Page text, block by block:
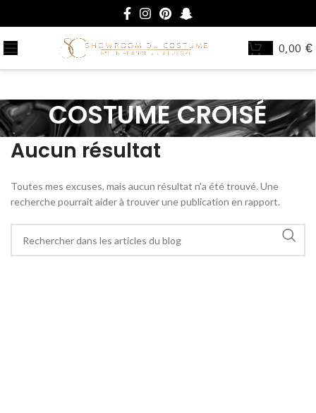
0,00 €
COSTUME CROISÉ
Aucun résultat
Toutes mes excuses, mais aucun résultat n'a été trouvé. Une
recherche pourrait aider à trouver une publication en rapport.